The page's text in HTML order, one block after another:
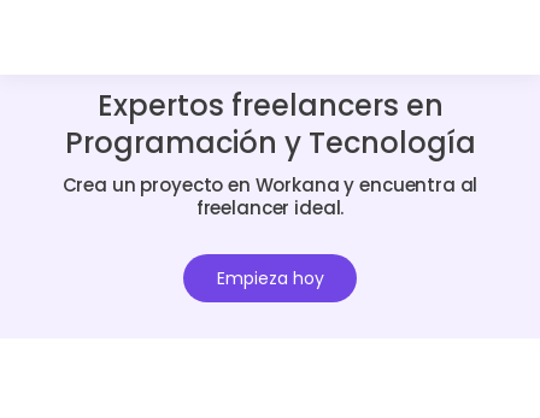
Expertos freelancers en
Programación y Tecnología
Crea un proyecto en Workana y encuentra al
freelancer ideal.
Empieza hoy